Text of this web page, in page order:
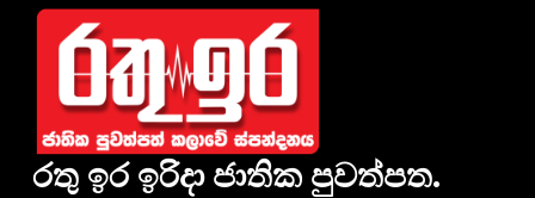
රතු ඉර ඉරිදා ජාතික පුවත්පත.